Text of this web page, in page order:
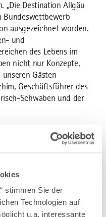
stimmen Sie der
Technologien auf
u.a. interessante
„Die Destination Allgäu
ausgezeichnet worden.
und
des Lebens im
nicht nur Konzepte,
Gästen
Geschäftsführer des
Schwaben und der
Tourismusstrategie ist
Wege zu
„Luftiger Grat“ in
sowie die
als Fernwanderweg
Nun darf das Publikum